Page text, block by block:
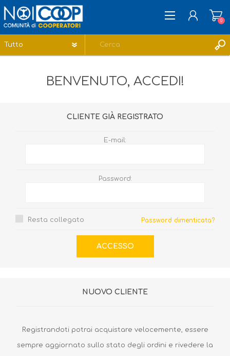
ACCESSO
0
BENVENUTO, ACCEDI!
CLIENTE GIÀ REGISTRATO
E-mail:
Password:
Resta collegato Password dimenticata?
NUOVO CLIENTE
Registrandoti potrai acquistare velocemente, essere
sempre aggiornato sullo stato degli ordini e rivedere la